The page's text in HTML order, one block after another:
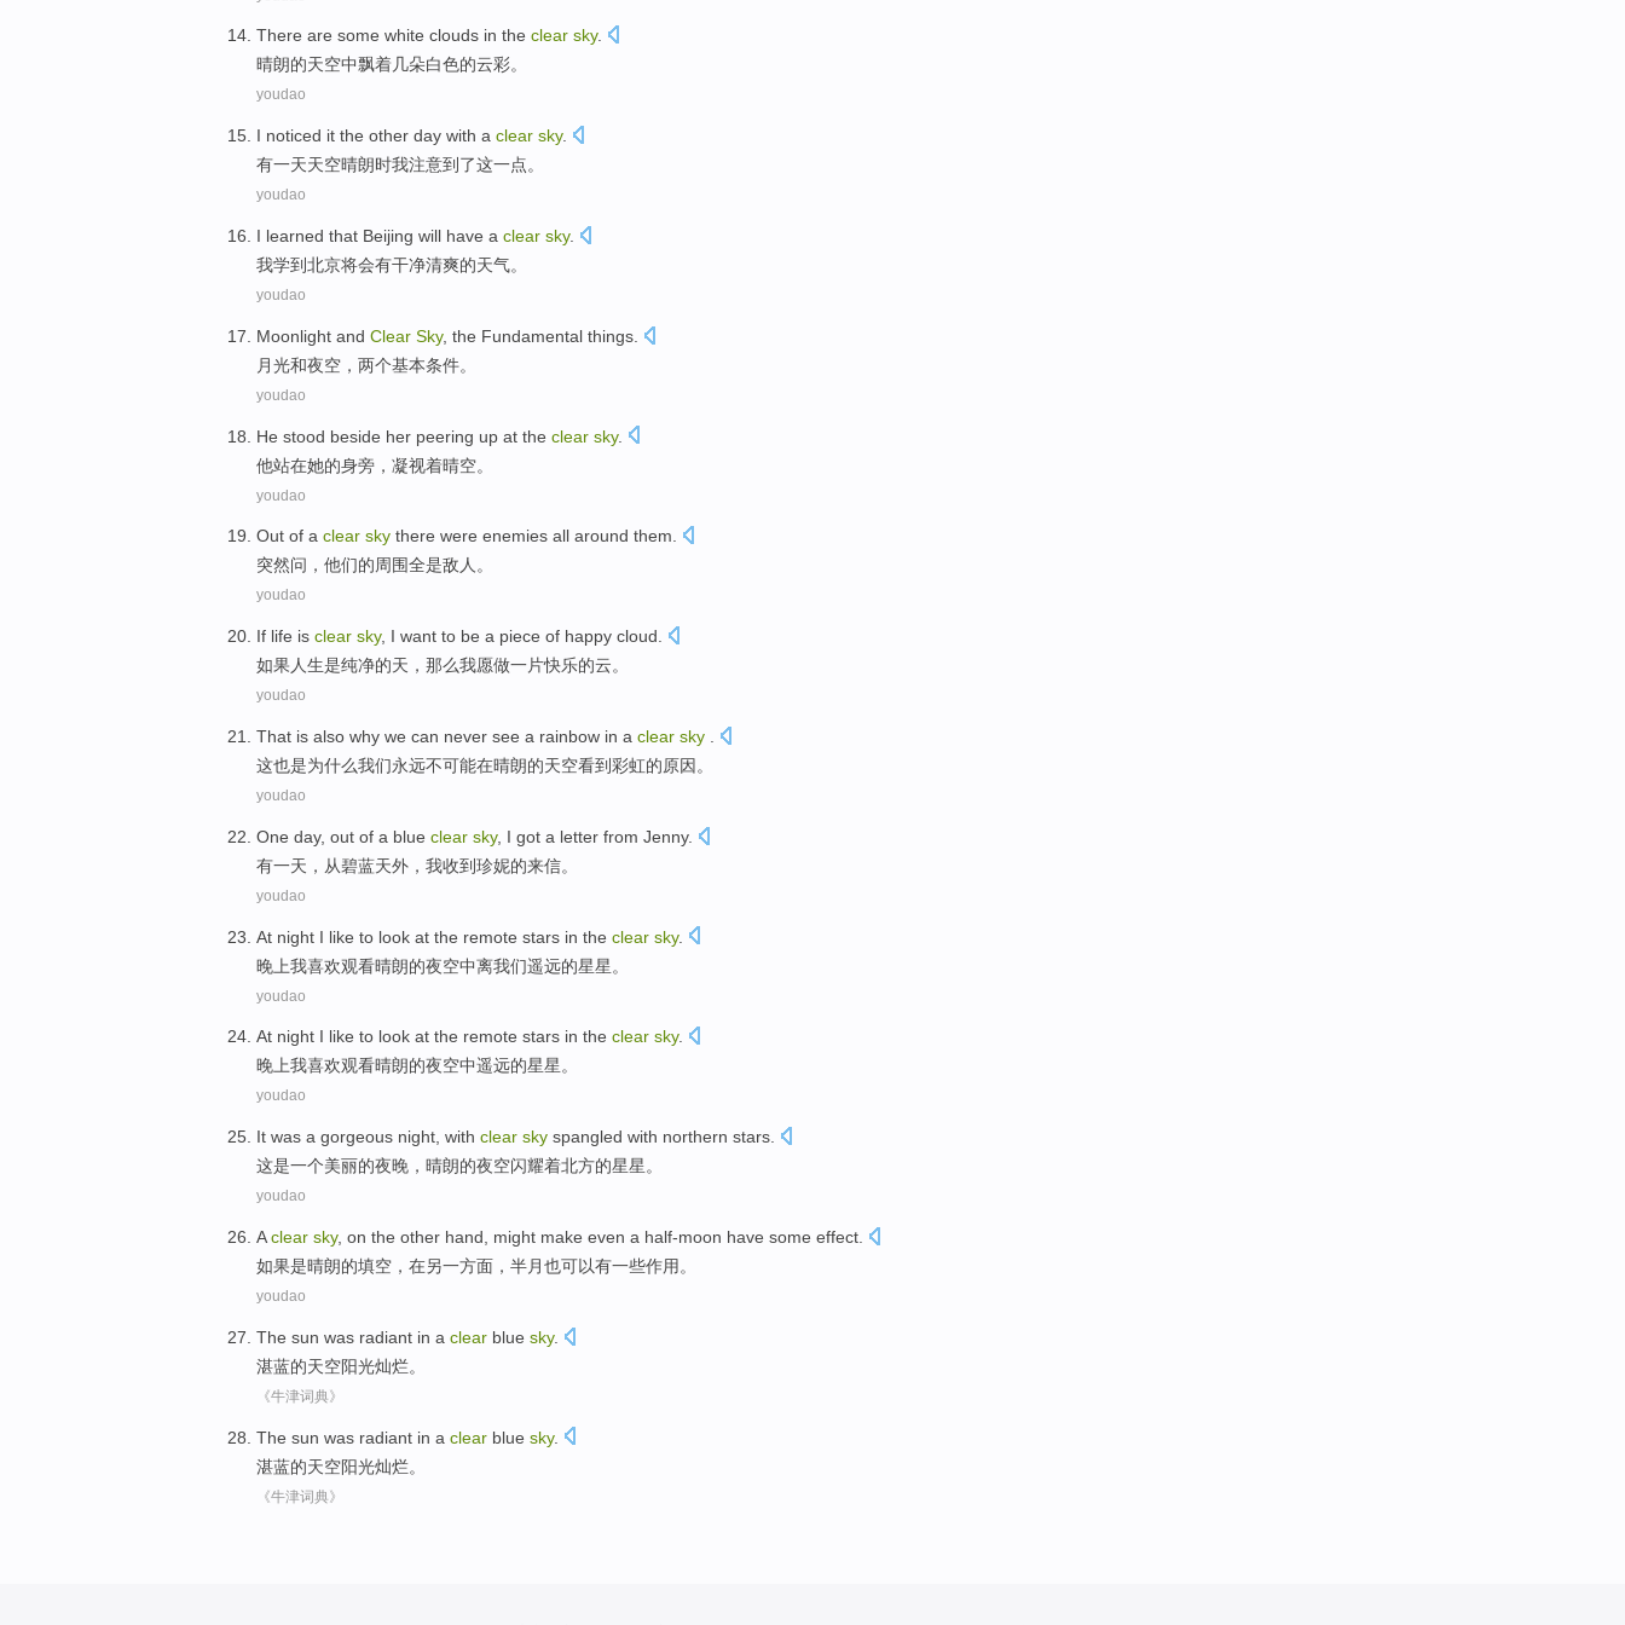
There are some white clouds in the clear sky.
晴朗的天空中飘着几朵白色的云彩。
youdao
I noticed it the other day with a clear sky.
有一天天空晴朗时我注意到了这一点。
youdao
I learned that Beijing will have a clear sky.
我学到北京将会有干净清爽的天气。
youdao
Moonlight and Clear Sky, the Fundamental things.
月光和夜空 ， 两个基本条件。
youdao
He stood beside her peering up at the clear sky.
他站在她的身旁 ， 凝视着晴空。
youdao
Out of a clear sky there were enemies all around them.
突然问， 他们的周围全是敌人。
youdao
If life is clear sky, I want to be a piece of happy cloud
如果 人生是纯净的天 ，那么我愿做一片快乐的云。
youdao
That is also why we can never see a rainbow in a clear sky
这也是为什么我们永远不可能在晴朗的天空看到彩虹的原因。
youdao
One day, out of a blue clear sky, I got a letter from Jenny.
有一天 ， 从碧蓝天外 ， 我收到珍妮的来信。
youdao
At night I like to look at the remote stars in the clear sky.
晚上我喜欢观看晴朗的夜空中离我们遥远的星星。
youdao
At night I like to look at the remote stars in the clear sky.
晚上我喜欢观看晴朗的夜空中遥远的星星。
youdao
It was a gorgeous night with clear sky spangled with northern stars
这是一个美丽的夜晚 ， 晴朗的夜空闪耀着北方的星星。
youdao
Aclear sky, on the other hand, might make even a half-moon have some effect
如果是晴朗的填空， 在另一方面， 半月也可以有一些作用。
youdao
The sun was radiant in a clear blue sky.
湛蓝的天空阳光灿烂。
《牛津词典》
The sun was radiant in a clear blue sky.
湛蓝的天空阳光灿烂。
《牛津词典》